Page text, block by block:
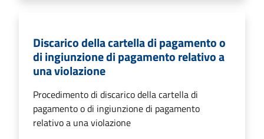
Discarico della cartella di pagamento o
di ingiunzione di pagamento relativo a
una violazione
Procedimento di discarico della cartella di
pagamento o di ingiunzione di pagamento
relativo a una violazione